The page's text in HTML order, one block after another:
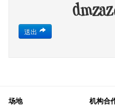
送出
场地
机构合